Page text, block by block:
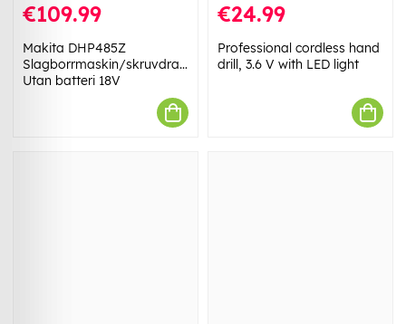
€109.99
Makita DHP485Z
Slagborrmaskin/skruvdragare
Utan batteri 18V
€24.99
Professional cordless hand
drill, 3.6 V with LED light